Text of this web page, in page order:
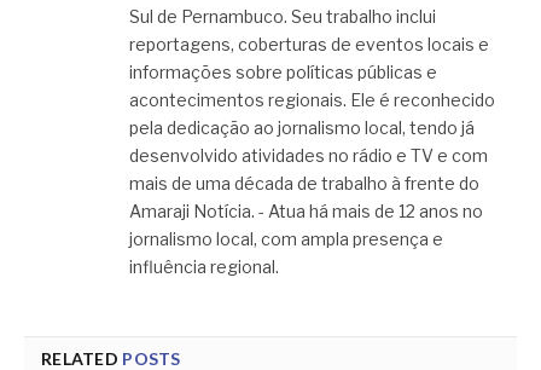
Sul de Pernambuco. Seu trabalho inclui
reportagens, coberturas de eventos locais e
informações sobre políticas públicas e
acontecimentos regionais. Ele é reconhecido
pela dedicação ao jornalismo local, tendo já
desenvolvido atividades no rádio e TV e com
mais de uma década de trabalho à frente do
Amaraji Notícia. - Atua há mais de 12 anos no
jornalismo local, com ampla presença e
influência regional.
RELATED POSTS